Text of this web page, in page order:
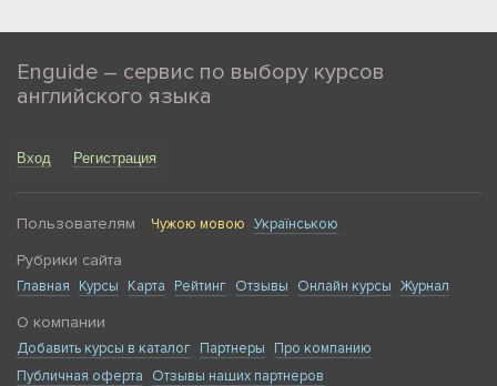
Enguide – сервис по выбору курсов
английского языка
Вход Регистрация
Пользователям Чужою мовою Українською
Рубрики сайта
Главная Курсы Карта Рейтинг Отзывы Онлайн курсы Журнал
О компании
Добавить курсы в каталог Партнеры
Про компанию
Публичная оферта
Отзывы наших партнеров